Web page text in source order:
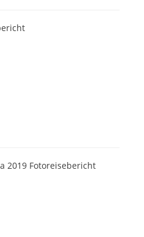
2019 Fotoreisebericht